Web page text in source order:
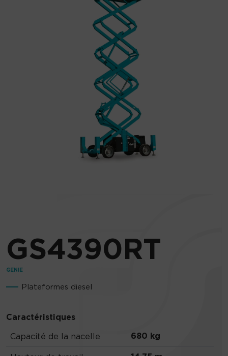
GS4390RT
GENIE
Plateformes diesel
Caractéristiques
Capacité de la nacelle 680 kg